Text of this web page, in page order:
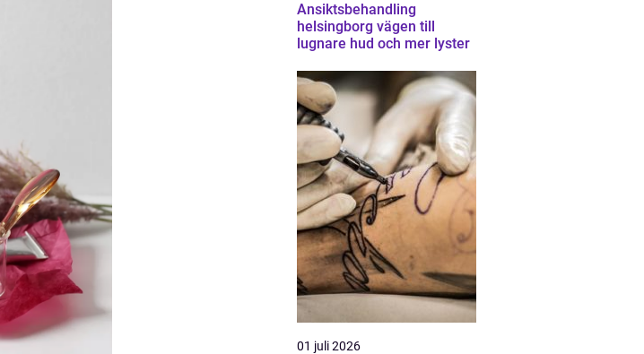
Ansiktsbehandling
helsingborg vägen till
lugnare hud och mer lyster
01 juli 2026